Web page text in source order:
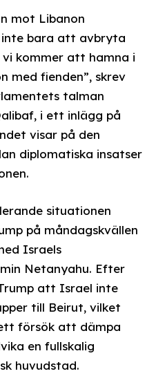
mot Libanon
bara att avbryta
kommer att hamna i
med fienden”, skrev
talman
i ett inlägg på
visar på den
diplomatiska insatser
situationen
på måndagskvällen
Israels
Netanyahu. Efter
att Israel inte
till Beirut, vilket
försök att dämpa
en fullskalig
huvudstad.